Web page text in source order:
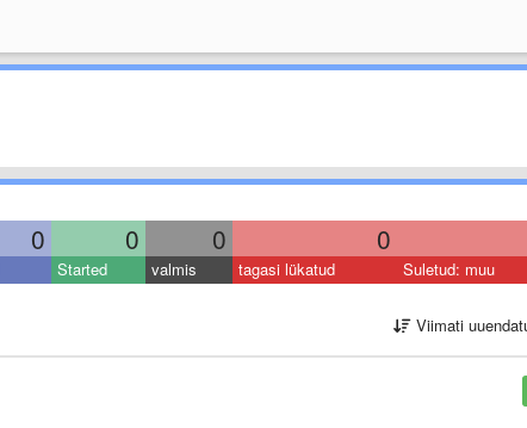
0 0 0 0
Started valmis tagasi lükatud Suletud: muu
Viimati